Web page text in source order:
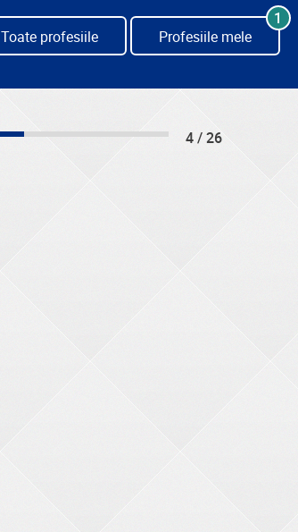
Toate profesiile Profesiile mele
1
4 / 26